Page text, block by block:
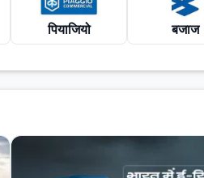
पियाजियो बजाज